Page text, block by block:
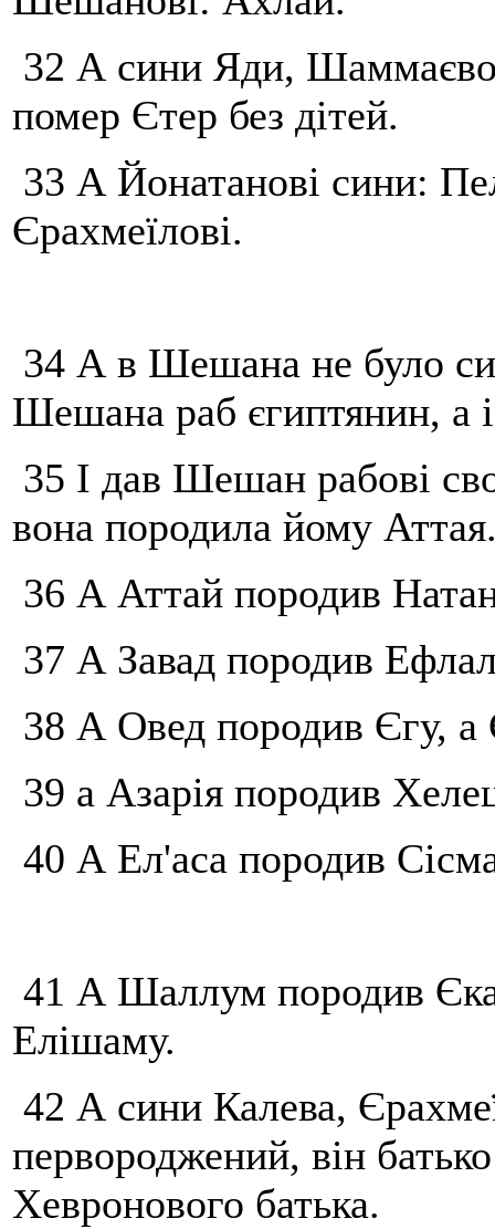
32 А сини Яди,
помер Єтер без дітей.
33 А Йонатанові сини:
Єрахмеїлові.
34 А в Шешана не було
Шешана раб єгиптянин, а
35 І дав Шешан рабові
вона породила йому
36 А Аттай породив
37 А Завад породив
38 А Овед породив Єгу, а
39 а Азарія породив
40 А Ел'аса породив
41 А Шаллум породив
Елішаму.
42 А сини Калева,
первороджений, він
Хевронового батька.